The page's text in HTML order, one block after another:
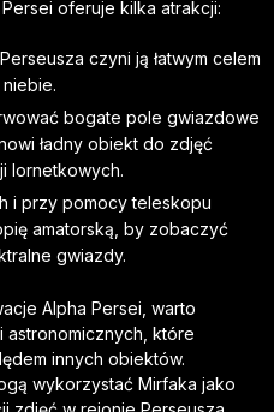
oferuje kilka atrakcji:
czyni ją łatwym celem
bogate pole gwiazdowe
ładny obiekt do zdjęć
lornetkowych.
i przy pomocy teleskopu
amatorską, by zobaczyć
gwiazdy.
Alpha Persei, warto
astronomicznych, które
innych obiektów.
wykorzystać Mirfaka jako